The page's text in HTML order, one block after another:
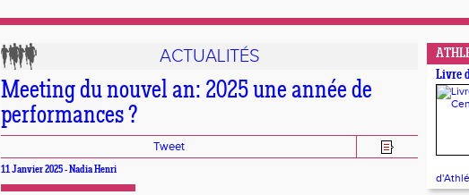
ACTUALITÉS
Meeting du nouvel an: 2025 une année de
performances ?
Tweet
11 Janvier 2025 - Nadia Henri
Livre